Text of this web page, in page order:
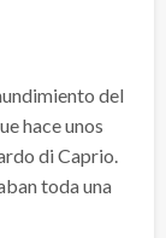
del
hace unos
di Caprio.
toda una